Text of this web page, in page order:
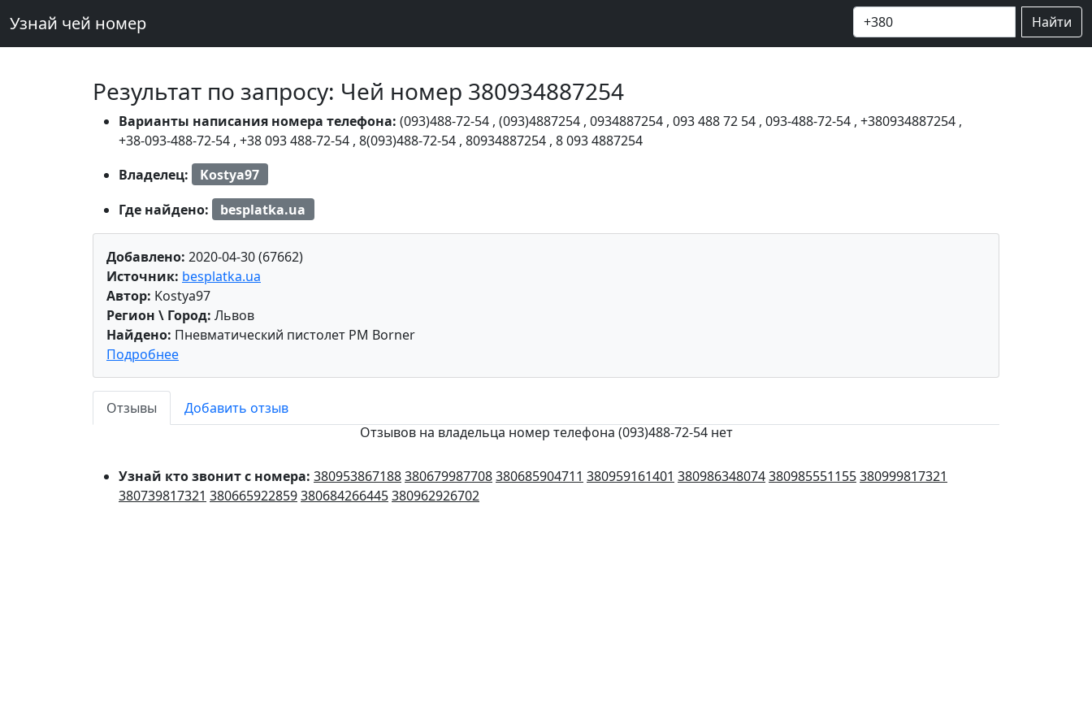
Узнай чей номер Найти
Результат по запросу: Чей номер 380934887254
Варианты написания номера телефона: (093)488-72-54 , (093)4887254 , 0934887254 , 093 488 72 54 , 093-488-72-54 , +380934887254 ,
+38-093-488-72-54 , +38 093 488-72-54 , 8(093)488-72-54 , 80934887254 , 8 093 4887254
Владелец:
Kostya97
Где найдено:
besplatka.ua
Добавлено: 2020-04-30 (67662)
Источник: besplatka.ua
Автор: Kostya97
Регион \ Город: Львов
Найдено: Пневматический пистолет PM Borner
Подробнее
Отзывы
Добавить отзыв
Отзывов на владельца номер телефона (093)488-72-54 нет
Узнай кто звонит с номера: 380953867188380679987708380685904711 380959161401 380986348074380985551155380999817321
380739817321 380665922859380684266445380962926702